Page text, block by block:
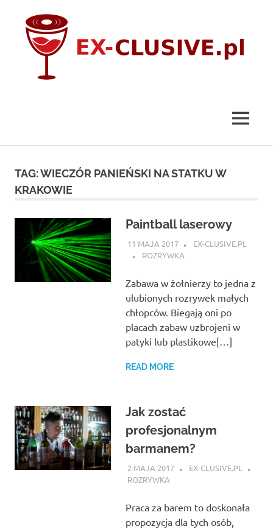
content
MENU
TAG:WIECZÓR PANIEŃSKI NA STATKU W
KRAKOWIE
Paintball laserowy
11 MAJA 2017
EX-CLUSIVE.PL
ROZRYWKA
Zabawa w żołnierzy to jedna z
ulubionych rozrywek małych
chłopców. Biegają oni po
placach zabaw uzbrojeni w
patyki lub plastikowe[…]
READ MORE
Jak zostać
profesjonalnym
barmanem?
2 MAJA 2017
EX-CLUSIVE.PL
ROZRYWKA
Praca za barem to doskonała
propozycja dla tych osób,